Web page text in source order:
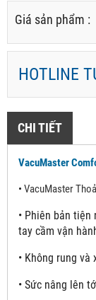
Giá sản phẩm :
HOTLINE
CHI TIẾT
VacuMaster
•VacuMaster
• Phiên bản tiện
tay cầm vận
• Không rung và
• Sức nâng lên